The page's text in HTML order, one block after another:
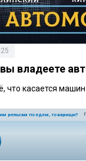
рельсам поедем, товарищи?
владеете
что касается